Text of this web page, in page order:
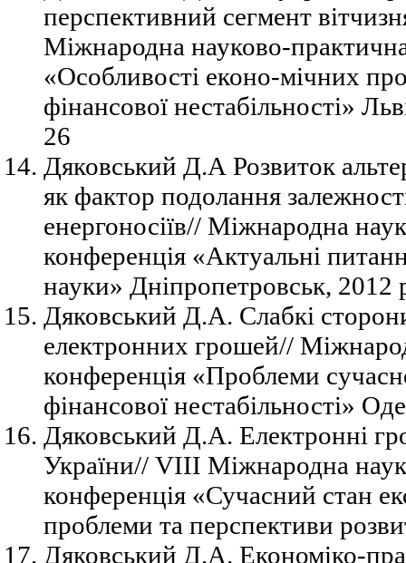
перспективний сегмент
Міжнародна науково-
«Особливості еконо-мічних
фінансової нестабільності»
26
Дяковський Д.А Розвиток
як фактор подолання
енергоносіїв// Міжнародна
конференція «Актуальні
науки» Дніпропетровськ, 2012
Дяковський Д.А. Слабкі
електронних грошей//
конференція «Проблеми
фінансової нестабільності»
Дяковський Д.А. Електронні
України// VIII Міжнародна
конференція «Сучасний стан
проблеми та перспективи
Дяковський Д.А. Економіко-